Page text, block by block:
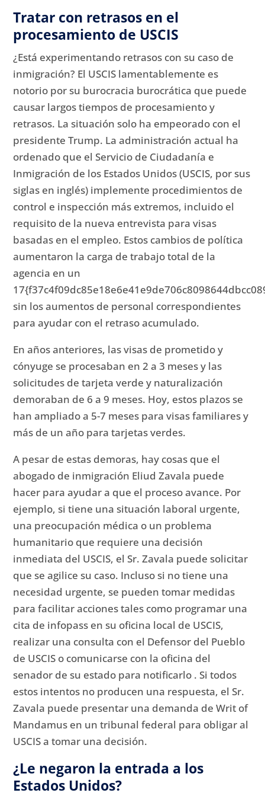
Tratar con retrasos en el
procesamiento de USCIS
¿Está experimentando retrasos con su caso de
inmigración? El USCIS lamentablemente es
notorio por su burocracia burocrática que puede
causar largos tiempos de procesamiento y
retrasos. La situación solo ha empeorado con el
presidente Trump. La administración actual ha
ordenado que el Servicio de Ciudadanía e
Inmigración de los Estados Unidos (USCIS, por sus
siglas en inglés) implemente procedimientos de
control e inspección más extremos, incluido el
requisito de la nueva entrevista para visas
basadas en el empleo. Estos cambios de política
aumentaron la carga de trabajo total de la
agencia en un
sin los aumentos de personal correspondientes
para ayudar con el retraso acumulado.
En años anteriores, las visas de prometido y
cónyuge se procesaban en 2 a 3 meses y las
solicitudes de tarjeta verde y naturalización
demoraban de 6 a 9 meses. Hoy, estos plazos se
han ampliado a 5-7 meses para visas familiares y
más de un año para tarjetas verdes.
A pesar de estas demoras, hay cosas que el
abogado de inmigración Eliud Zavala puede
hacer para ayudar a que el proceso avance. Por
ejemplo, si tiene una situación laboral urgente,
una preocupación médica o un problema
humanitario que requiere una decisión
inmediata del USCIS, el Sr. Zavala puede solicitar
que se agilice su caso. Incluso si no tiene una
necesidad urgente, se pueden tomar medidas
para facilitar acciones tales como programar una
cita de infopass en su oficina local de USCIS,
realizar una consulta con el Defensor del Pueblo
de USCIS o comunicarse con la oficina del
senador de su estado para notificarlo . Si todos
estos intentos no producen una respuesta, el Sr.
Zavala puede presentar una demanda de Writ of
Mandamus en un tribunal federal para obligar al
USCIS a tomar una decisión.
¿Le negaron la entrada a los
Estados Unidos?